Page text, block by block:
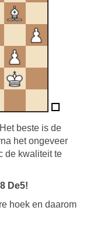
beste is de
het ongeveer
de kwaliteit te
De5!
hoek en daarom